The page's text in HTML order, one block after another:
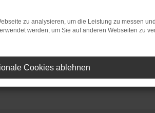
Alternative für
Möglichkeit, um gleichzeitig
gerne praktiziert wird:
an die Vorgaben der
aber auch noch keinen einzigen
zu analysieren, um die Leistung zu messen
werden, um Sie auf anderen Webseiten zu
Cookies ablehnen